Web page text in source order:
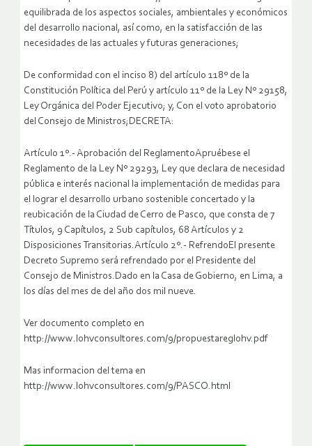
equilibrada de los aspectos sociales, ambientales y económicos
del desarrollo nacional, así como, en la satisfacción de las
necesidades de las actuales y futuras generaciones;
De conformidad con el inciso 8) del artículo 118º de la
Constitución Política del Perú y artículo 11º de la Ley Nº 29158,
Ley Orgánica del Poder Ejecutivo; y, Con el voto aprobatorio
del Consejo de Ministros;DECRETA:
Artículo 1º.- Aprobación del ReglamentoApruébese el
Reglamento de la Ley Nº 29293, Ley que declara de necesidad
pública e interés nacional la implementación de medidas para
el lograr el desarrollo urbano sostenible concertado y la
reubicación de la Ciudad de Cerro de Pasco, que consta de 7
Títulos, 9 Capítulos, 2 Sub capítulos, 68 Artículos y 2
Disposiciones Transitorias.Artículo 2º.- RefrendoEl presente
Decreto Supremo será refrendado por el Presidente del
Consejo de Ministros.Dado en la Casa de Gobierno, en Lima, a
los días del mes de del año dos mil nueve.
Ver documento completo en
http://www.lohvconsultores.com/9/propuestareglohv.pdf
Mas informacion del tema en
http://www.lohvconsultores.com/9/PASCO.html